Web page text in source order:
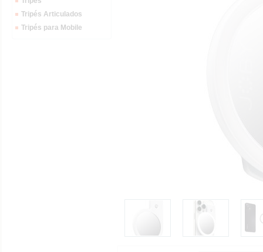
Tripés Articulados
Tripés para Mobile